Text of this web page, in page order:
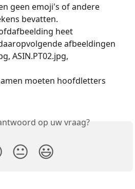
geen emoji's of andere
bevatten.
heet
afbeeldingen
ASIN.PT02.jpg,
moeten hoofdletters
op uw vraag?
😐 😃